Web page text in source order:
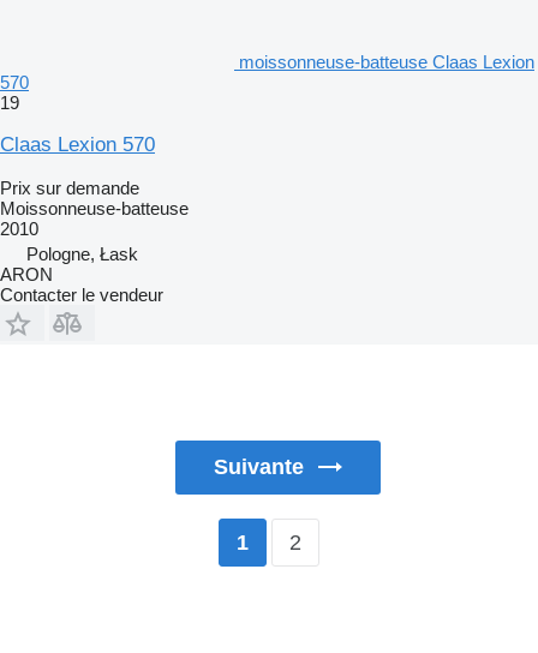
moissonneuse-batteuse Claas Lexion
570
19
Claas Lexion 570
Prix sur demande
Moissonneuse-batteuse
2010
Pologne, Łask
ARON
Contacter le vendeur
Suivante
1 2